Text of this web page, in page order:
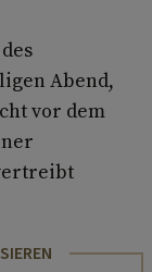
Abend,
vor dem